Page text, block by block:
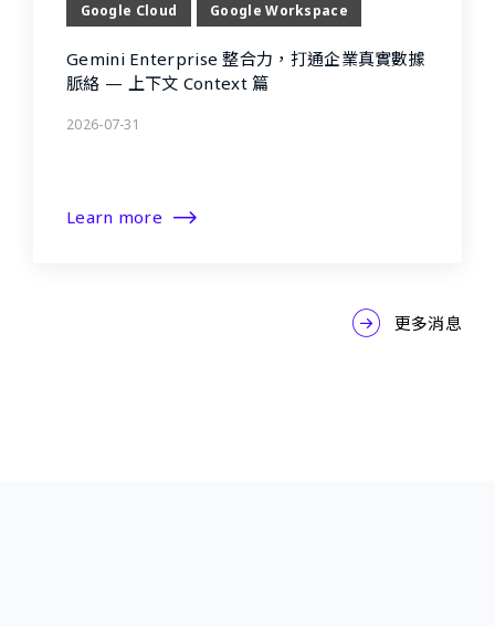
Google Cloud Google Workspace
Gemini Enterprise 整合力，打通企業真實數據
脈絡 — 上下文 Context 篇
2026-07-31
Learn more
更多消息